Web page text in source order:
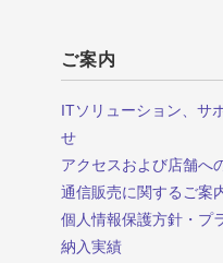
ご案内
ITソリューション、サ
せ
アクセスおよび店舗へ
通信販売に関するご案
個人情報保護方針・プ
納入実績